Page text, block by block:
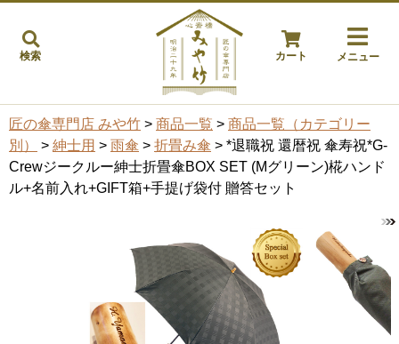
検索 カート メニュー
匠の傘専門店 みや竹 > 商品一覧 > 商品一覧（カテゴリー
別）
> 紳士用 > 雨傘 > 折畳み傘 > *退職祝 還暦祝 傘寿祝*G-
Crewジークルー紳士折畳傘BOX SET (Mグリーン)椛ハンド
ル+名前入れ+GIFT箱+手提げ袋付 贈答セット